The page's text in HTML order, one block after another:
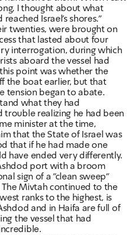
I thought about what
Israel's shores."
twenties, were brought on
that lasted about four
interrogation, during which
aboard the vessel had
point was whether the
the boat earlier, but that
tension began to abate.
what they had
trouble realizing he had been
minister at the time,
that the State of Israel was
that if he had made one
have ended very differently.
port with a broom
sign of a "clean sweep" 
Mivtah continued to the
ranks to the highest, is
and in Haifa are full of
the vessel that had